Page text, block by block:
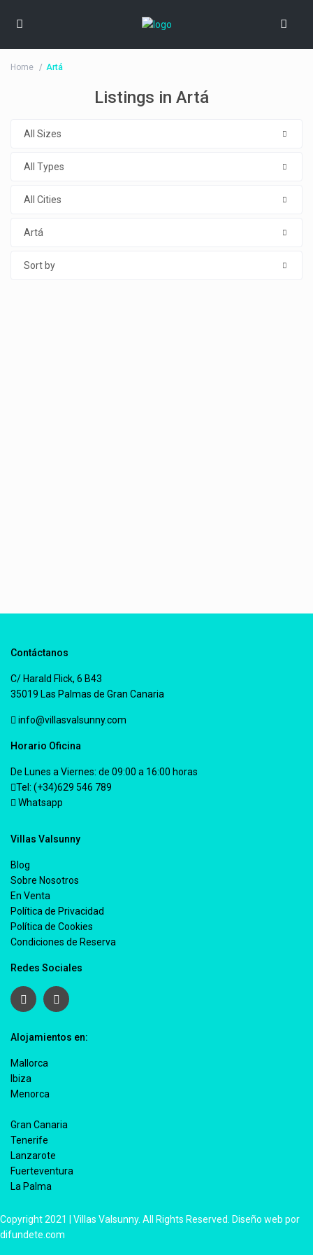
Home Artá
Listings in Artá
All Sizes
All Types
All Cities
Artá
Sort by
Contáctanos
C/ Harald Flick, 6 B43
35019 Las Palmas de Gran Canaria
info@villasvalsunny.com
Horario Oficina
De Lunes a Viernes: de 09:00 a 16:00 horas
Tel: (+34)629 546 789
Whatsapp
Villas Valsunny
Blog
Sobre Nosotros
En Venta
Política de Privacidad
Política de Cookies
Condiciones de Reserva
Redes Sociales
Alojamientos en:
Mallorca
Ibiza
Menorca
Gran Canaria
Tenerife
Lanzarote
Fuerteventura
La Palma
Copyright 2021 | Villas Valsunny. All Rights Reserved. Diseño web por
difundete.com